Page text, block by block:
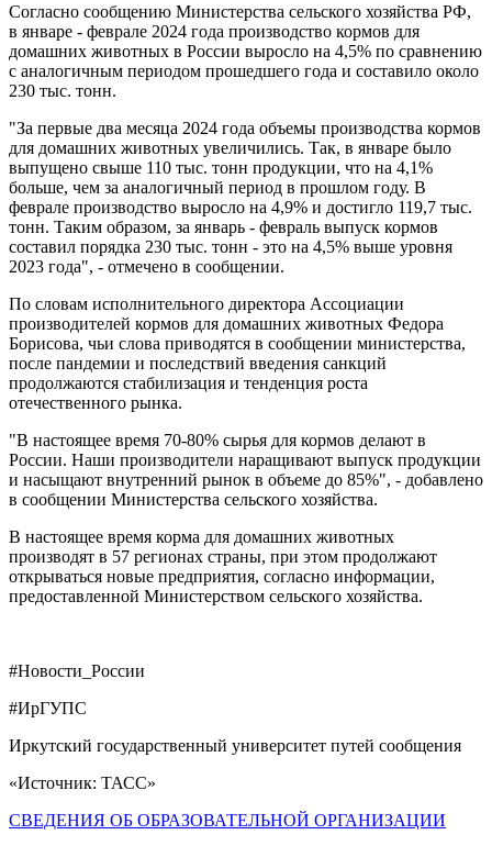
Согласно сообщению Министерства сельского хозяйства РФ,
в январе - феврале 2024 года производство кормов для
домашних животных в России выросло на 4,5% по сравнению
с аналогичным периодом прошедшего года и составило около
230 тыс. тонн.
"За первые два месяца 2024 года объемы производства кормов
для домашних животных увеличились. Так, в январе было
выпущено свыше 110 тыс. тонн продукции, что на 4,1%
больше, чем за аналогичный период в прошлом году. В
феврале производство выросло на 4,9% и достигло 119,7 тыс.
тонн. Таким образом, за январь - февраль выпуск кормов
составил порядка 230 тыс. тонн - это на 4,5% выше уровня
2023 года", - отмечено в сообщении.
По словам исполнительного директора Ассоциации
производителей кормов для домашних животных Федора
Борисова, чьи слова приводятся в сообщении министерства,
после пандемии и последствий введения санкций
продолжаются стабилизация и тенденция роста
отечественного рынка.
"В настоящее время 70-80% сырья для кормов делают в
России. Наши производители наращивают выпуск продукции
и насыщают внутренний рынок в объеме до 85%", - добавлено
в сообщении Министерства сельского хозяйства.
В настоящее время корма для домашних животных
производят в 57 регионах страны, при этом продолжают
открываться новые предприятия, согласно информации,
предоставленной Министерством сельского хозяйства.
#Новости_России
#ИрГУПС
Иркутский государственный университет путей сообщения
«Источник: ТАСС»
СВЕДЕНИЯ ОБ ОБРАЗОВАТЕЛЬНОЙ ОРГАНИЗАЦИИ